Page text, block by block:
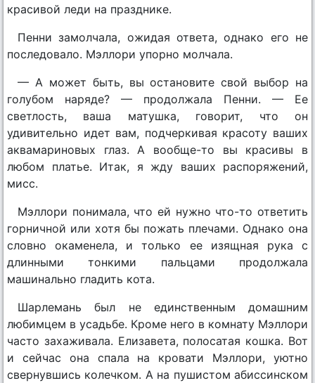
красивой леди на празднике.
Пенни замолчала, ожидая ответа, однако его не
последовало. Мэллори упорно молчала.
— А может быть, вы остановите свой выбор на
голубом наряде? — продолжала Пенни. — Ее
светлость, ваша матушка, говорит, что он
удивительно идет вам, подчеркивая красоту ваших
аквамариновых глаз. А вообще-то вы красивы в
любом платье. Итак, я жду ваших распоряжений,
мисс.
Мэллори понимала, что ей нужно что-то ответить
горничной или хотя бы пожать плечами. Однако она
словно окаменела, и только ее изящная рука с
длинными тонкими пальцами продолжала
машинально гладить кота.
Шарлемань был не единственным домашним
любимцем в усадьбе. Кроме него в комнату Мэллори
часто захаживала. Елизавета, полосатая кошка. Вот
и сейчас она спала на кровати Мэллори, уютно
свернувшись колечком. А на пушистом абиссинском